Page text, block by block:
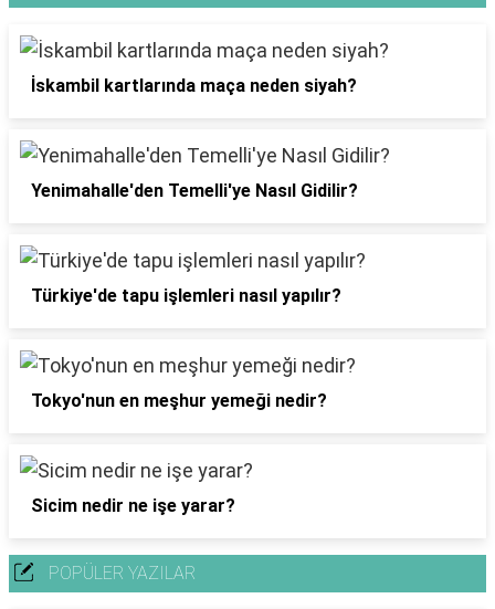
İskambil kartlarında maça neden siyah?
Yenimahalle'den Temelli'ye Nasıl Gidilir?
Türkiye'de tapu işlemleri nasıl yapılır?
Tokyo'nun en meşhur yemeği nedir?
Sicim nedir ne işe yarar?
POPÜLER YAZILAR